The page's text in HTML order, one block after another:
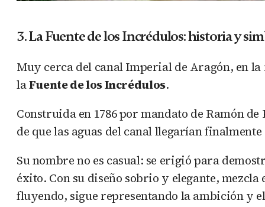
3. La Fuente de los Incrédulos: historia y
Muy cerca del canal Imperial de Aragón, en
laFuente de los Incrédulos.
Construida en 1786 por mandato de Ramón
de que las aguas del canal llegarían
Su nombre no es casual: se erigió para
éxito. Con su diseño sobrio y elegante,
fluyendo, sigue representando la ambición y